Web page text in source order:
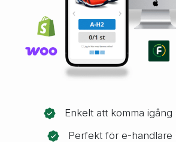
Enkelt att komma igång
Perfekt för e-handlare